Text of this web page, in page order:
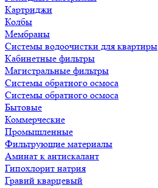
Картриджи
Колбы
Мембраны
Системы водоочистки для квартиры
Кабинетные фильтры
Магистральные фильтры
Системы обратного осмоса
Системы обратного осмоса
Бытовые
Коммерческие
Промышленные
Фильтрующие материалы
Аминат к антискалант
Гипохлорит натрия
Гравий кварцевый